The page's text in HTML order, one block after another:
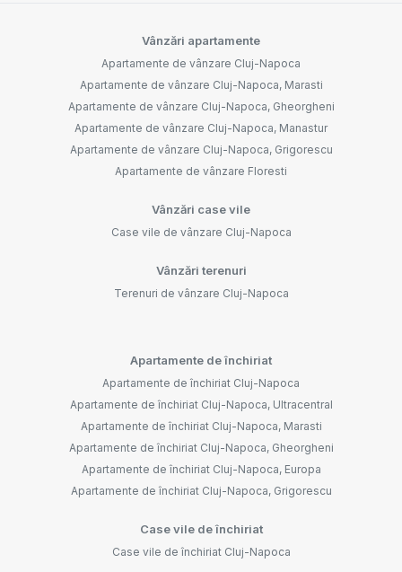
Vânzări apartamente
Apartamente de vânzare Cluj-Napoca
Apartamente de vânzare Cluj-Napoca, Marasti
Apartamente de vânzare Cluj-Napoca, Gheorgheni
Apartamente de vânzare Cluj-Napoca, Manastur
Apartamente de vânzare Cluj-Napoca, Grigorescu
Apartamente de vânzare Floresti
Vânzări case vile
Case vile de vânzare Cluj-Napoca
Vânzări terenuri
Terenuri de vânzare Cluj-Napoca
Apartamente de închiriat
Apartamente de închiriat Cluj-Napoca
Apartamente de închiriat Cluj-Napoca, Ultracentral
Apartamente de închiriat Cluj-Napoca, Marasti
Apartamente de închiriat Cluj-Napoca, Gheorgheni
Apartamente de închiriat Cluj-Napoca, Europa
Apartamente de închiriat Cluj-Napoca, Grigorescu
Case vile de închiriat
Case vile de închiriat Cluj-Napoca